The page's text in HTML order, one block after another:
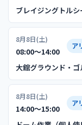
ブレイジングトルシ
8月8日(土)
08:00〜14:00
ア
大館グラウンド・
8月8日(土)
14:00〜15:00
ア